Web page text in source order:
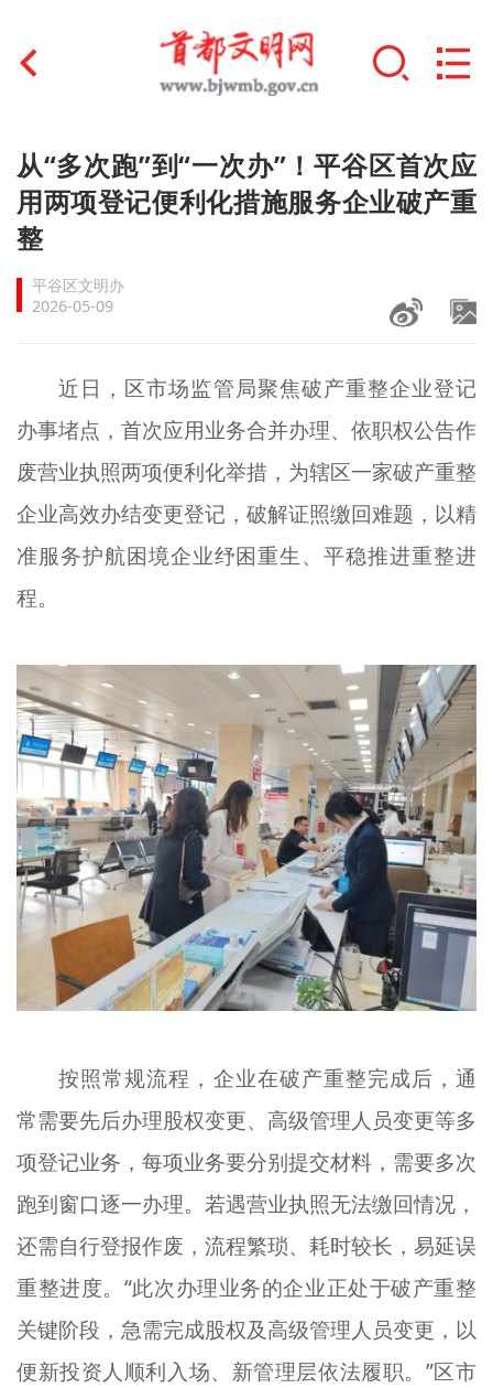
首页
文明创建
+
文明实践
文明培育
+
榜样人物
+
身边好人
文明评论
北京宣传文化引导基金
专题
资料库
+
从“多次跑”到“一次办”！平谷区首次应
用两项登记便利化措施服务企业破产重
整
平谷区文明办
2026-05-09
近日，区市场监管局聚焦破产重整企业登记
办事堵点，首次应用业务合并办理、依职权公告作
废营业执照两项便利化举措，为辖区一家破产重整
企业高效办结变更登记，破解证照缴回难题，以精
准服务护航困境企业纾困重生、平稳推进重整进
程。
按照常规流程，企业在破产重整完成后，通
常需要先后办理股权变更、高级管理人员变更等多
项登记业务，每项业务要分别提交材料，需要多次
跑到窗口逐一办理。若遇营业执照无法缴回情况，
还需自行登报作废，流程繁琐、耗时较长，易延误
重整进度。“此次办理业务的企业正处于破产重整
关键阶段，急需完成股权及高级管理人员变更，以
便新投资人顺利入场、新管理层依法履职。”区市